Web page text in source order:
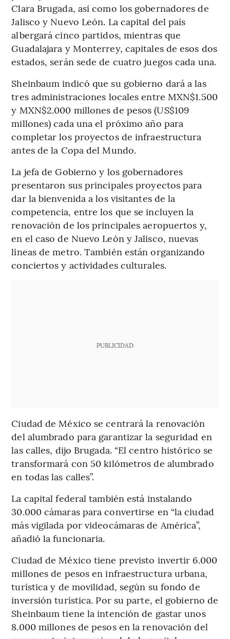
Clara Brugada, así como los gobernadores de
Jalisco y Nuevo León. La capital del país
albergará cinco partidos, mientras que
Guadalajara y Monterrey, capitales de esos dos
estados, serán sede de cuatro juegos cada una.
Sheinbaum indicó que su gobierno dará a las
tres administraciones locales entre MXN$1.500
y MXN$2.000 millones de pesos (US$109
millones) cada una el próximo año para
completar los proyectos de infraestructura
antes de la Copa del Mundo.
La jefa de Gobierno y los gobernadores
presentaron sus principales proyectos para
dar la bienvenida a los visitantes de la
competencia, entre los que se incluyen la
renovación de los principales aeropuertos y,
en el caso de Nuevo León y Jalisco, nuevas
líneas de metro. También están organizando
conciertos y actividades culturales.
PUBLICIDAD
Ciudad de México se centrará la renovación
del alumbrado para garantizar la seguridad en
las calles, dijo Brugada. “El centro histórico se
transformará con 50 kilómetros de alumbrado
en todas las calles”.
La capital federal también está instalando
30.000 cámaras para convertirse en “la ciudad
más vigilada por videocámaras de América”,
añadió la funcionaria.
Ciudad de México tiene previsto invertir 6.000
millones de pesos en infraestructura urbana,
turística y de movilidad, según su fondo de
inversión turística. Por su parte, el gobierno de
Sheinbaum tiene la intención de gastar unos
8.000 millones de pesos en la renovación del